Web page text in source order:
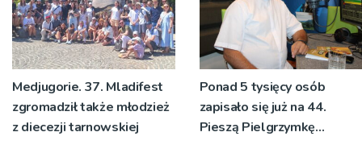
Medjugorie. 37. Mladifest
zgromadził także młodzież
z diecezji tarnowskiej
Ponad 5 tysięcy osób
zapisało się już na 44.
Pieszą Pielgrzymkę